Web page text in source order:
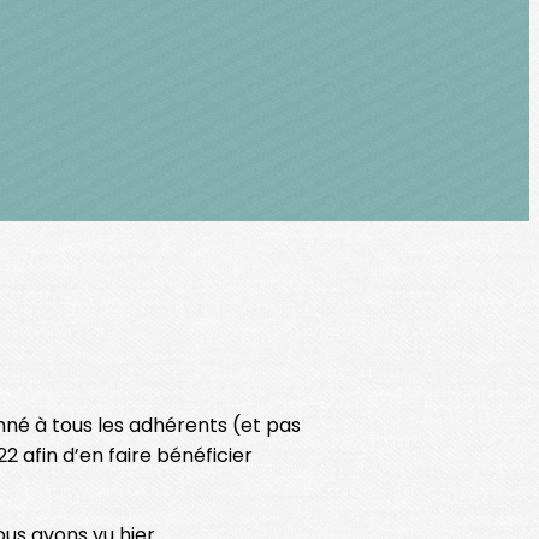
à tous les adhérents (et pas
afin d’en faire bénéficier